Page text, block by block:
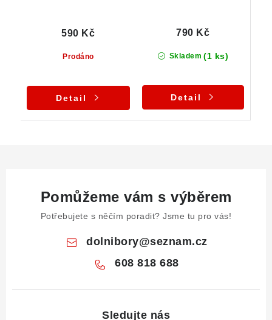
Prodáno
590 Kč
Detail
Skladem (1 ks)
790 Kč
Detail
Pomůžeme vám s výběrem
Potřebujete s něčím poradit? Jsme tu pro vás!
dolnibory@seznam.cz
608 818 688